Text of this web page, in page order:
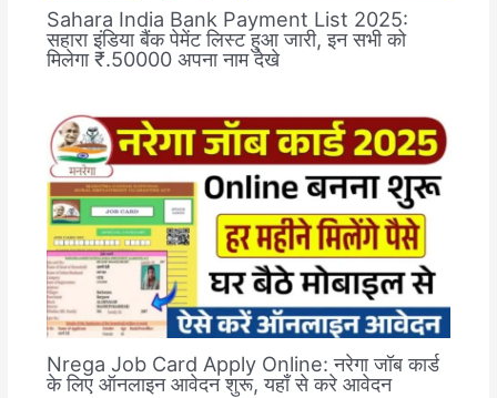
Sahara India Bank Payment List 2025:
सहारा इंडिया बैंक पेमेंट लिस्ट हुआ जारी, इन सभी को
मिलेगा ₹.50000 अपना नाम देखे
Nrega Job Card Apply Online: नरेगा जॉब कार्ड
के लिए ऑनलाइन आवेदन शुरू, यहाँ से करे आवेदन